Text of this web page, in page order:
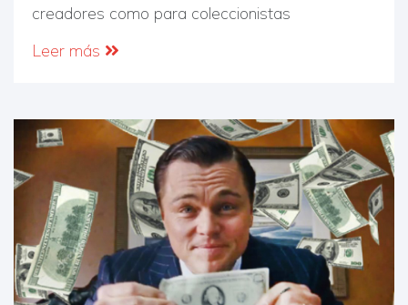
creadores como para coleccionistas
Leer más